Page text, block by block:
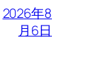
2026年8
月6日